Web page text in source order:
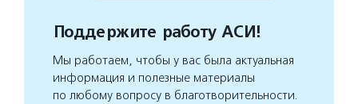
Поддержите работу АСИ!
Мы работаем, чтобы у вас была актуальная
информация и полезные материалы
по любому вопросу в благотворительности.